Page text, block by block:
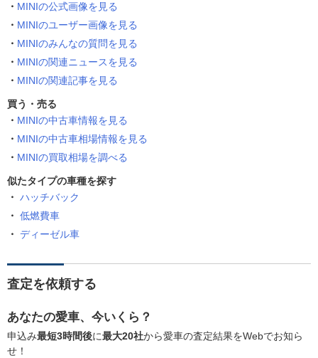
MINIの公式画像を見る
MINIのユーザー画像を見る
MINIのみんなの質問を見る
MINIの関連ニュースを見る
MINIの関連記事を見る
買う・売る
MINIの中古車情報を見る
MINIの中古車相場情報を見る
MINIの買取相場を調べる
似たタイプの車種を探す
ハッチバック
低燃費車
ディーゼル車
査定を依頼する
あなたの愛車、今いくら？
申込み最短3時間後に最大20社から愛車の査定結果をWebでお知ら
せ！